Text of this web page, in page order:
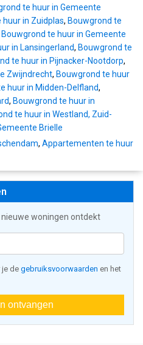
te huur in Gemeente
huur in Zuidplas, Bouwgrond te
Bouwgrond te huur in Gemeente
in Lansingerland, Bouwgrond te
te huur in Pijnacker-Nootdorp,
Zwijndrecht, Bouwgrond te huur
huur in Midden-Delfland,
, Bouwgrond te huur in
te huur in Westland, Zuid-
Brielle
, Appartementen te huur
woningen ontdekt
je de gebruiksvoorwaarden en het
ontvangen